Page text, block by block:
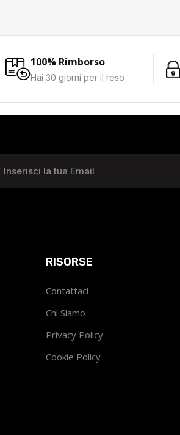
100% Rimborso
Hai 30 giorni per il reso
RISORSE
Contattaci
Chi Siamo
Privacy Policy
Cookie Policy